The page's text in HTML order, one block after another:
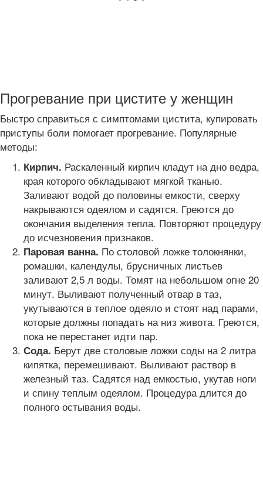
Прогревание при цистите у женщин
Быстро справиться с симптомами цистита, купировать
приступы боли помогает прогревание. Популярные
методы:
Кирпич. Раскаленный кирпич кладут на дно ведра,
края которого обкладывают мягкой тканью.
Заливают водой до половины емкости, сверху
накрываются одеялом и садятся. Греются до
окончания выделения тепла. Повторяют процедуру
до исчезновения признаков.
Паровая ванна. По столовой ложке толокнянки,
ромашки, календулы, брусничных листьев
заливают 2,5 л воды. Томят на небольшом огне 20
минут. Выливают полученный отвар в таз,
укутываются в теплое одеяло и стоят над парами,
которые должны попадать на низ живота. Греются,
пока не перестанет идти пар.
Сода. Берут две столовые ложки соды на 2 литра
кипятка, перемешивают. Выливают раствор в
железный таз. Садятся над емкостью, укутав ноги
и спину теплым одеялом. Процедура длится до
полного остывания воды.